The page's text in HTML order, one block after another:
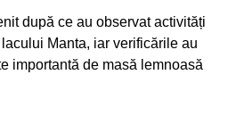
după ce au observat activități
Manta, iar verificările au
importantă de masă lemnoasă